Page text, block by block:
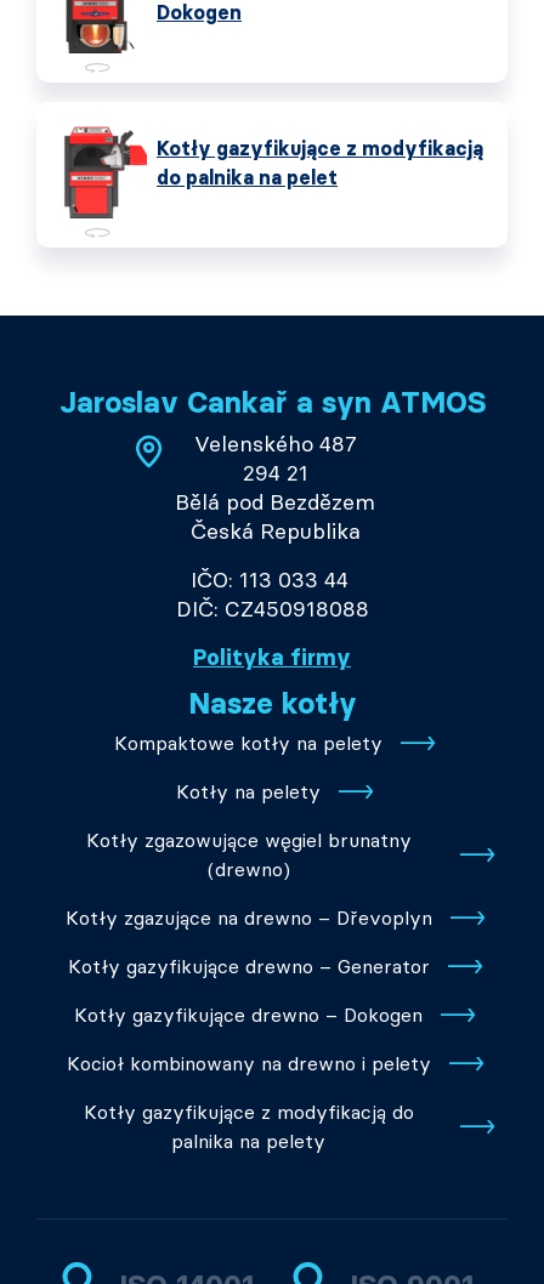
Dokogen
Kotły gazyfikujące z modyfikacją
do palnika na pelet
Jaroslav Cankař a syn ATMOS
Velenského 487
294 21
Bělá pod Bezdězem
Česká Republika
IČO: 113 033 44
DIČ: CZ450918088
Polityka firmy
Nasze kotły
Kompaktowe kotły na pelety
Kotły na pelety
Kotły zgazowujące węgiel brunatny
(drewno)
Kotły zgazujące na drewno – Dřevoplyn
Kotły gazyfikujące drewno – Generator
Kotły gazyfikujące drewno – Dokogen
Kocioł kombinowany na drewno i pelety
Kotły gazyfikujące z modyfikacją do
palnika na pelety